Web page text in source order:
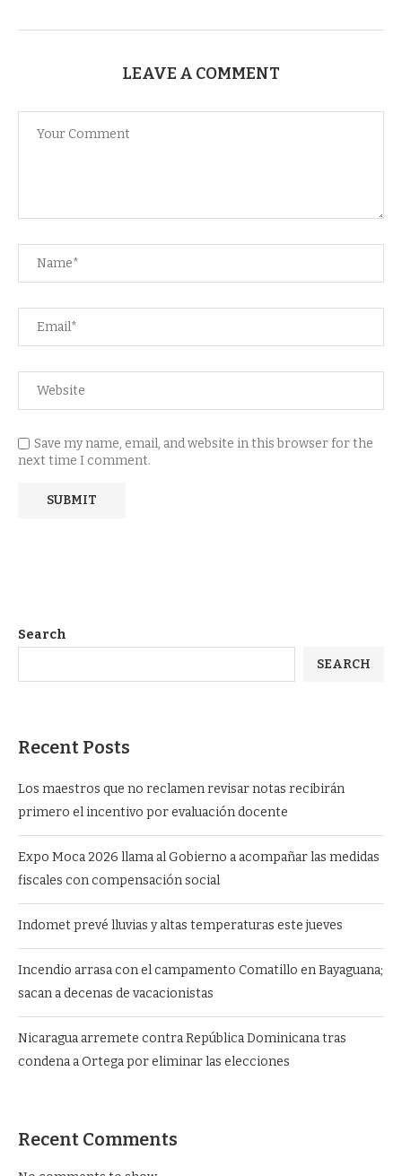
LEAVE A COMMENT
Save my name, email, and website in this browser for the
next time I comment.
Search
SEARCH
Recent Posts
Los maestros que no reclamen revisar notas recibirán
primero el incentivo por evaluación docente
Expo Moca 2026 llama al Gobierno a acompañar las medidas
fiscales con compensación social
Indomet prevé lluvias y altas temperaturas este jueves
Incendio arrasa con el campamento Comatillo en Bayaguana;
sacan a decenas de vacacionistas
Nicaragua arremete contra República Dominicana tras
condena a Ortega por eliminar las elecciones
Recent Comments